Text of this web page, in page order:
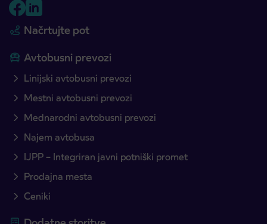
Načrtujte pot
Avtobusni prevozi
Linijski avtobusni prevozi
Mestni avtobusni prevozi
Mednarodni avtobusni prevozi
Najem avtobusa
IJPP – Integriran javni potniški promet
Prodajna mesta
Ceniki